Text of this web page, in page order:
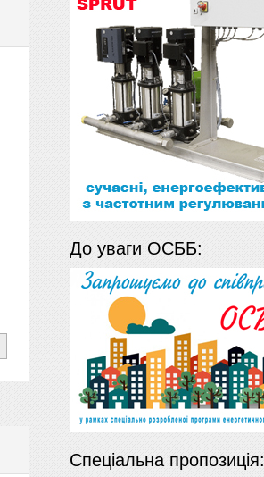
До уваги ОСББ:
Спеціальна пропозиція: